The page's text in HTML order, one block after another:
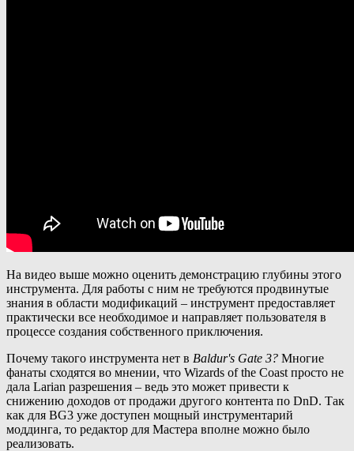
На видео выше можно оценить демонстрацию глубины этого
инструмента. Для работы с ним не требуются продвинутые
знания в области модификаций – инструмент предоставляет
практически все необходимое и направляет пользователя в
процессе создания собственного приключения.
Почему такого инструмента нет в Baldur's Gate 3? Многие
фанаты сходятся во мнении, что Wizards of the Coast просто не
дала Larian разрешения – ведь это может привести к
снижению доходов от продажи другого контента по DnD. Так
как для BG3 уже доступен мощный инструментарий
моддинга, то редактор для Мастера вполне можно было
реализовать.